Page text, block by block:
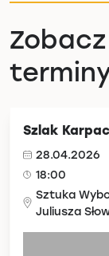
Szlak
28.04.2026
18:00
Sztuka
Juliusza